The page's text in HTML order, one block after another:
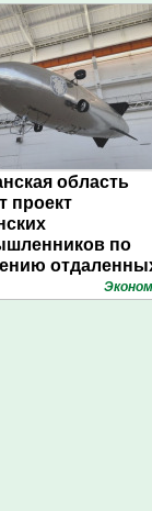
область
проект
по
с помощью